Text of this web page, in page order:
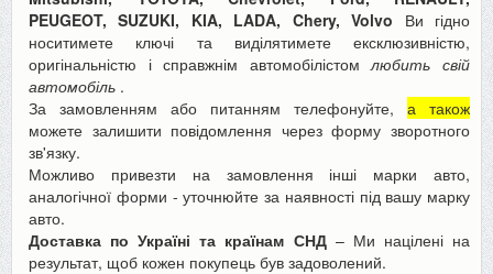
PEUGEOT, SUZUKI, KIA, LADA, Chery, Volvo Ви гідно
носитимете ключі та виділятимете ексклюзивністю,
оригінальністю і справжнім автомобілістомлюбить свій
автомобіль .
За замовленням або питанням телефонуйте, а також
можете залишити повідомлення через форму зворотного
зв'язку.
Можливо привезти на замовлення інші марки авто,
аналогічної форми - уточнюйте за наявності під вашу марку
авто.
Доставка по Україні та країнам СНД– Ми націлені на
результат, щоб кожен покупець був задоволений.